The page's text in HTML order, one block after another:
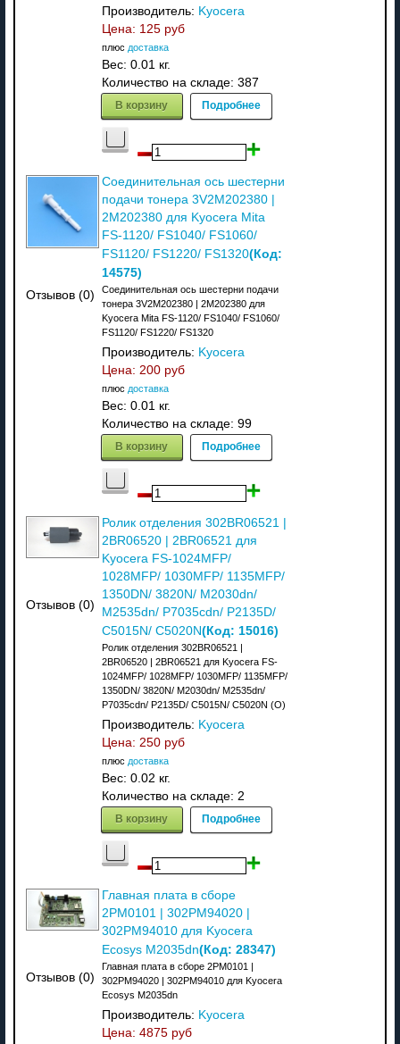
Производитель: Kyocera
Цена: 125 руб
плюс доставка
Вес: 0.01 кг.
Количество на складе: 387
В корзину Подробнее
Отзывов (0)
Соединительная ось шестерни
подачи тонера 3V2M202380 |
2M202380 для Kyocera Mita
FS-1120/ FS1040/ FS1060/
FS1120/ FS1220/ FS1320(Код:
14575)
Соединительная ось шестерни подачи
тонера 3V2M202380 | 2M202380 для
Kyocera Mita FS-1120/ FS1040/ FS1060/
FS1120/ FS1220/ FS1320
Производитель: Kyocera
Цена: 200 руб
плюс доставка
Вес: 0.01 кг.
Количество на складе: 99
В корзину Подробнее
Отзывов (0)
Ролик отделения 302BR06521 |
2BR06520 | 2BR06521 для
Kyocera FS-1024MFP/
1028MFP/ 1030MFP/ 1135MFP/
1350DN/ 3820N/ M2030dn/
M2535dn/ P7035cdn/ P2135D/
C5015N/ C5020N(Код: 15016)
Ролик отделения 302BR06521 |
2BR06520 | 2BR06521 для Kyocera FS-
1024MFP/ 1028MFP/ 1030MFP/ 1135MFP/
1350DN/ 3820N/ M2030dn/ M2535dn/
P7035cdn/ P2135D/ C5015N/ C5020N (О)
Производитель: Kyocera
Цена: 250 руб
плюс доставка
Вес: 0.02 кг.
Количество на складе: 2
В корзину Подробнее
Отзывов (0)
Главная плата в сборе
2PM0101 | 302PM94020 |
302PM94010 для Kyocera
Ecosys M2035dn(Код: 28347)
Главная плата в сборе 2PM0101 |
302PM94020 | 302PM94010 для Kyocera
Ecosys M2035dn
Производитель: Kyocera
Цена: 4875 руб